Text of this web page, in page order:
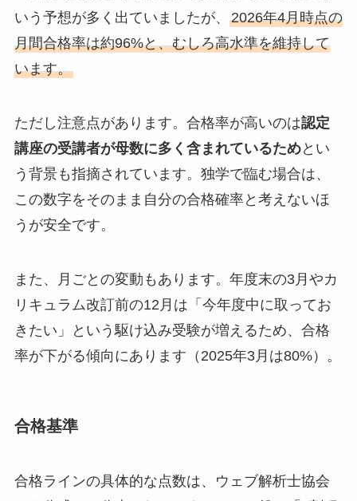
いう予想が多く出ていましたが、 2026年4月時点の
月間合格率は約96%と、むしろ高水準を維持して
います。
ただし注意点があります。合格率が高いのは認定
講座の受講者が母数に多く含まれているためとい
う背景も指摘されています。独学で臨む場合は、
この数字をそのまま自分の合格確率と考えないほ
うが安全です。
また、月ごとの変動もあります。年度末の3月やカ
リキュラム改訂前の12月は「今年度中に取ってお
きたい」という駆け込み受験が増えるため、合格
率が下がる傾向にあります（2025年3月は80%）。
合格基準
合格ラインの具体的な点数は、ウェブ解析士協会